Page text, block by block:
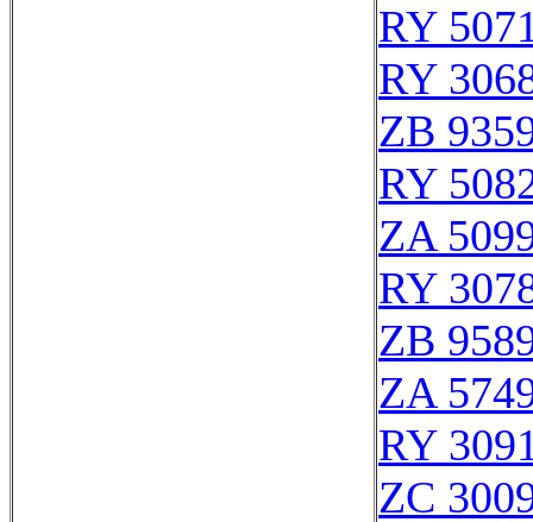
RY
RY
ZB
RY
ZA
RY
ZB
ZA
RY
ZC